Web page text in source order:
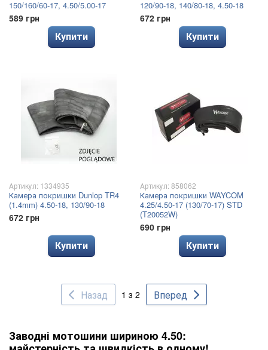
150/160/60-17, 4.50/5.00-17
589 грн
Купити
120/90-18, 140/80-18, 4.50-18
672 грн
Купити
Артикул: 1334935
Камера покришки Dunlop TR4
(1.4mm) 4.50-18, 130/90-18
672 грн
Купити
Артикул: 858062
Камера покришки WAYCOM
4.25/4.50-17 (130/70-17) STD
(T20052W)
690 грн
Купити
Назад 1 з 2 Вперед
Заводні мотошини шириною 4.50: